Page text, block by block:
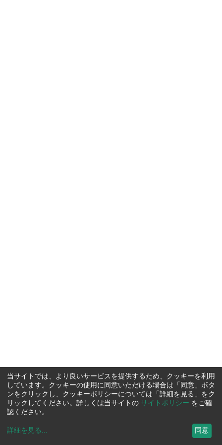
当サイトでは、より良いサービスを提供するため、クッキーを利用
しています。クッキーの使用に同意いただける場合は「同意」ボタ
ンをクリックし、クッキーポリシーについては「詳細を見る」をク
リックしてください。詳しくは当サイトの サイトポリシー をご確
認ください。
詳細を見る ... 同意